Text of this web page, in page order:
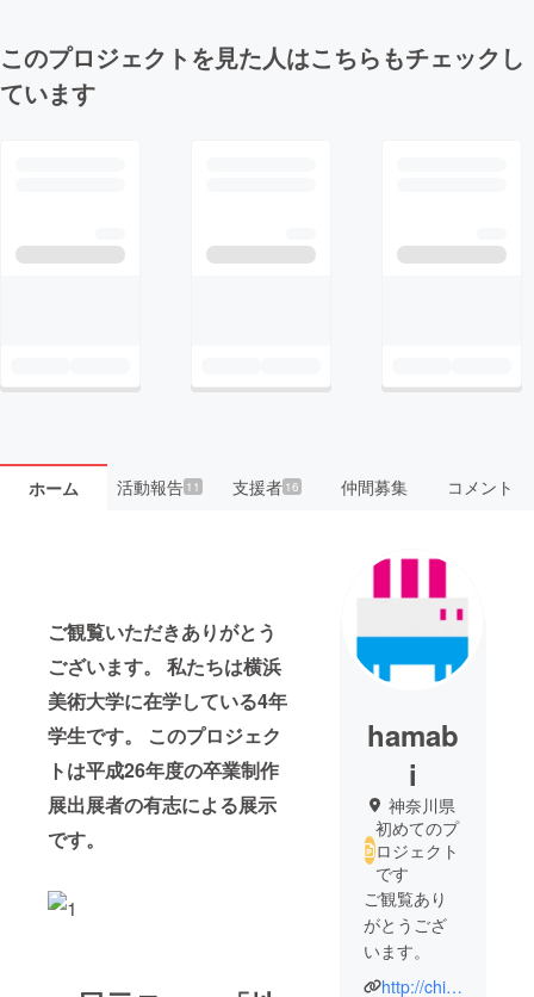
このプロジェクトを見た人はこちらもチェックし
ています
ホーム 活動報告11 支援者 16 仲間募集 コメント
ご観覧いただきありがとう
ございます。 私たちは横浜
美術大学に在学している4年
学生です。 このプロジェク
トは平成26年度の卒業制作
展出展者の有志による展示
です。
hamab
i
神奈川県
初めてのプ
ロジェクト
です
ご観覧あり
がとうござ
います。
http://chiten.jimdo.com/